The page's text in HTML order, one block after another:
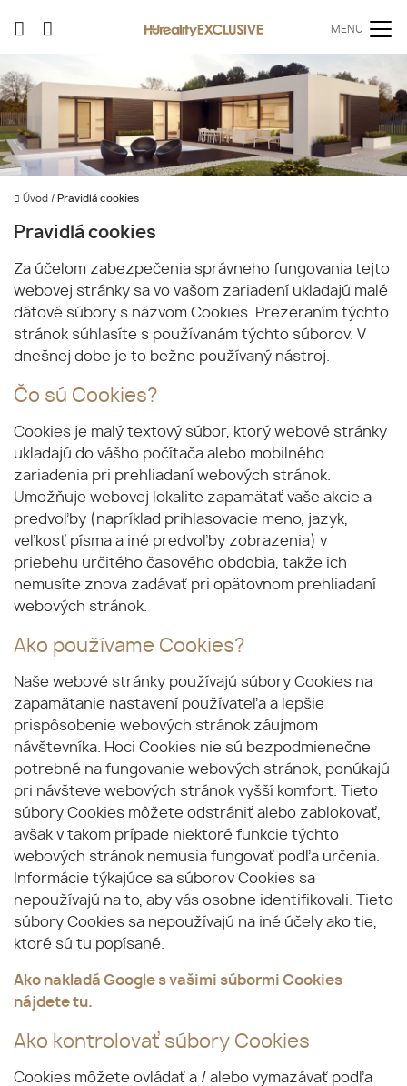
MENU
Úvod / Pravidlá cookies
Pravidlá cookies
Za účelom zabezpečenia správneho fungovania tejto
webovej stránky sa vo vašom zariadení ukladajú malé
dátové súbory s názvom Cookies. Prezeraním týchto
stránok súhlasíte s používanám týchto súborov. V
dnešnej dobe je to bežne používaný nástroj.
Čo sú Cookies?
Cookies je malý textový súbor, ktorý webové stránky
ukladajú do vášho počítača alebo mobilného
zariadenia pri prehliadaní webových stránok.
Umožňuje webovej lokalite zapamätať vaše akcie a
predvoľby (napríklad prihlasovacie meno, jazyk,
veľkosť písma a iné predvoľby zobrazenia) v
priebehu určitého časového obdobia, takže ich
nemusíte znova zadávať pri opätovnom prehliadaní
webových stránok.
Ako používame Cookies?
Naše webové stránky používajú súbory Cookies na
zapamätanie nastavení používateľa a lepšie
prispôsobenie webových stránok záujmom
návštevníka. Hoci Cookies nie sú bezpodmienečne
potrebné na fungovanie webových stránok, ponúkajú
pri návšteve webových stránok vyšší komfort. Tieto
súbory Cookies môžete odstrániť alebo zablokovať,
avšak v takom prípade niektoré funkcie týchto
webových stránok nemusia fungovať podľa určenia.
Informácie týkajúce sa súborov Cookies sa
nepoužívajú na to, aby vás osobne identifikovali. Tieto
súbory Cookies sa nepoužívajú na iné účely ako tie,
ktoré sú tu popísané.
Ako nakladá Google s vašimi súbormi Cookies
nájdetetu.
Ako kontrolovať súbory Cookies
Cookies môžete ovládať a / alebo vymazávať podľa